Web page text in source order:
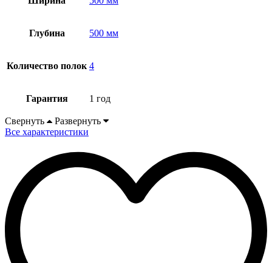
Глубина 500 мм
Количество полок 4
Гарантия 1 год
Свернуть
Развернуть
Все характеристики